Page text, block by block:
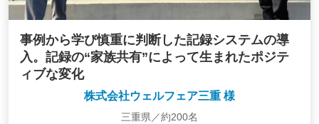
事例から学び慎重に判断した記録システムの導
入。記録の“家族共有”によって生まれたポジテ
ィブな変化
株式会社ウェルフェア三重 様
三重県／約200名